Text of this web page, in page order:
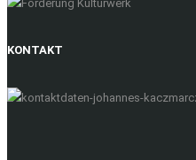
KONTAKT